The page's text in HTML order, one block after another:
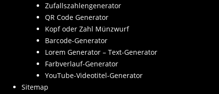
Zufallszahlengenerator
QR Code Generator
Kopf oder Zahl Münzwurf
Barcode-Generator
Lorem Generator – Text-Generator
Farbverlauf-Generator
YouTube-Videotitel-Generator
Sitemap